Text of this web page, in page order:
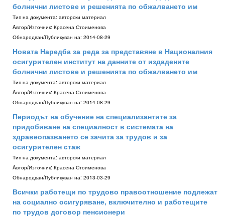
болнични листове и решенията по обжалването им
Тип на документа: авторски материал
Aвтор/Източник: Красена Стоименова
Обнародван/Публикуван на: 2014-08-29
Новата Наредба за реда за представяне в Националния
осигурителен институт на данните от издадените
болнични листове и решенията по обжалването им
Тип на документа: авторски материал
Aвтор/Източник: Красена Стоименова
Обнародван/Публикуван на: 2014-08-29
Периодът на обучение на специализантите за
придобиване на специалност в системата на
здравеопазването се зачита за трудов и за
осигурителен стаж
Тип на документа: авторски материал
Aвтор/Източник: Красена Стоименова
Обнародван/Публикуван на: 2013-03-29
Всички работещи по трудово правоотношение подлежат
на социално осигуряване, включително и работещите
по трудов договор пенсионери